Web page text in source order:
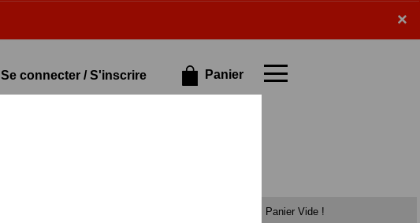
×
Se connecter / S'inscrire Panier
×
Panier Vide !